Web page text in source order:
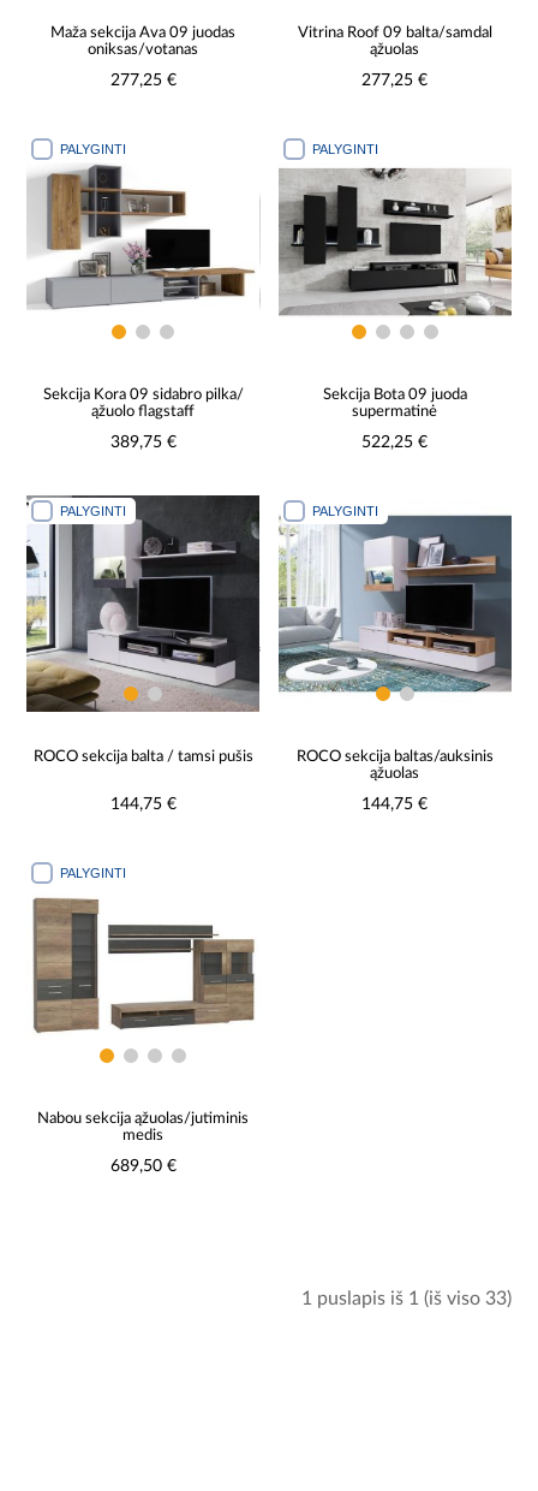
Maža sekcija Ava 09 juodas
oniksas/votanas
277,25 €
Vitrina Roof 09 balta/samdal
ąžuolas
277,25 €
PALYGINTI
Sekcija Kora 09 sidabro pilka/
ąžuolo flagstaff
389,75 €
PALYGINTI
Sekcija Bota 09 juoda
supermatinė
522,25 €
PALYGINTI
ROCO sekcija balta / tamsi pušis
144,75 €
PALYGINTI
ROCO sekcija baltas/auksinis
ąžuolas
144,75 €
PALYGINTI
Nabou sekcija ąžuolas/jutiminis
medis
689,50 €
1 puslapis iš 1 (iš viso 33)